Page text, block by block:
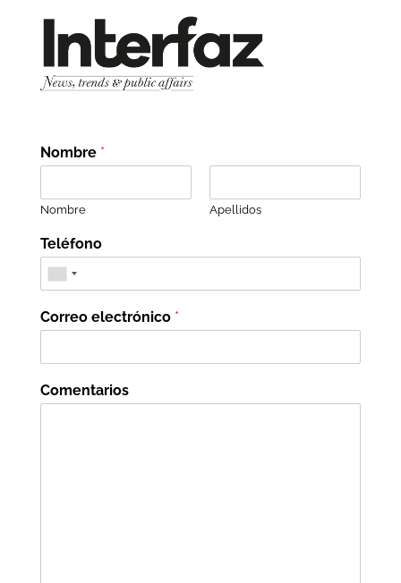
Nombre *
Nombre Apellidos
Teléfono
Correo electrónico *
Comentarios